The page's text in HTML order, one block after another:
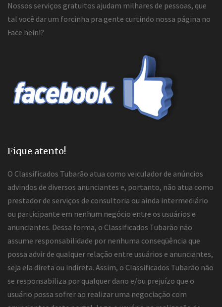
Nossos serviços gratuitos ajudam milhares de pessoas, que
tal você dar um forcinha pra gente curtindo nossa página no
Face hein!?
Fique atento!
O Classificados Tubarão atua como veiculador de anúncios
advindos de diversos anunciantes e, portanto, não atua como
prestador de serviços de consultoria ou ainda intermediário
ou participante em nenhum negócio entre os usuários e
anunciantes. Dessa forma, o Classificados Tubarão não
assume responsabilidade por nenhuma conseqüência que
possa advir de qualquer relação entre usuários e anunciantes,
seja ela direta ou indireta. Assim, o Classificados Tubarão não
se responsabiliza por qualquer dano e/ou prejuízo que o
usuário possa sofrer ao realizar uma negociação com